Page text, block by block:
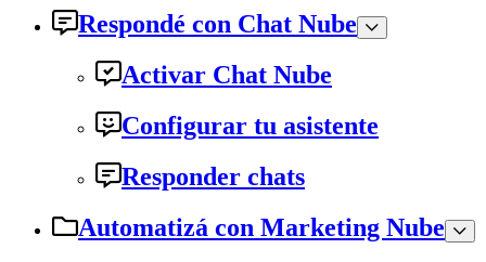
Respondé con Chat Nube
Activar Chat Nube
Configurar tu asistente
Responder chats
Automatizá con Marketing Nube